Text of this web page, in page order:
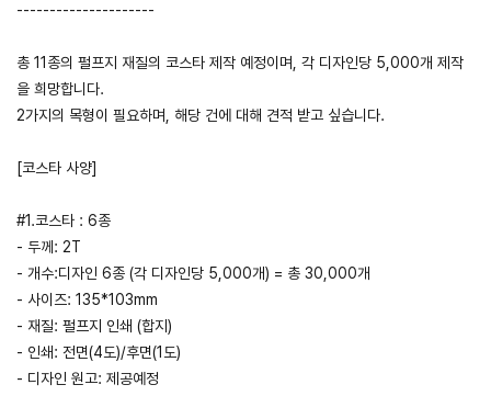
---------------------
총 11종의 펄프지 재질의 코스타 제작 예정이며, 각 디자인당 5,000개 제작
을 희망합니다.
2가지의 목형이 필요하며, 해당 건에 대해 견적 받고 싶습니다.
[코스타 사양]
#1.코스타 : 6종
- 두께: 2T
- 개수:디자인 6종 (각 디자인당 5,000개) = 총 30,000개
- 사이즈: 135*103mm
- 재질: 펄프지 인쇄 (합지)
- 인쇄: 전면(4도)/후면(1도)
- 디자인 원고: 제공예정